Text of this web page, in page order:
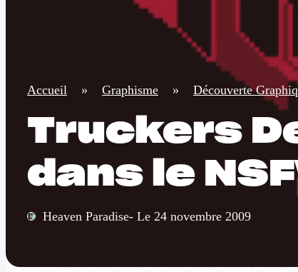
Accueil » Graphisme » Découverte
Truckers
dans le
Heaven Paradise- Le 24 novembre 2009